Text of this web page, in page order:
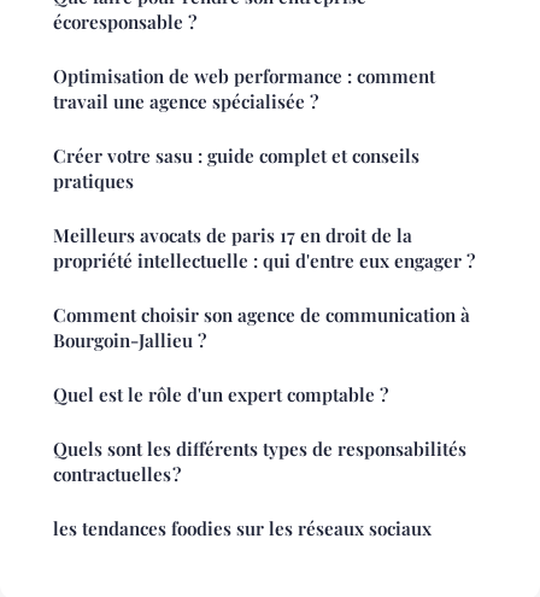
écoresponsable ?
Optimisation de web performance : comment
travail une agence spécialisée ?
Créer votre sasu : guide complet et conseils
pratiques
Meilleurs avocats de paris 17 en droit de la
propriété intellectuelle : qui d'entre eux engager ?
Comment choisir son agence de communication à
Bourgoin-Jallieu ?
Quel est le rôle d'un expert comptable ?
Quels sont les différents types de responsabilités
contractuelles ?
les tendances foodies sur les réseaux sociaux